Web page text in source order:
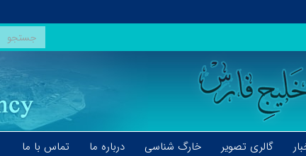
گالری تصویر خارگ شناسی درباره ما
تماس با ما